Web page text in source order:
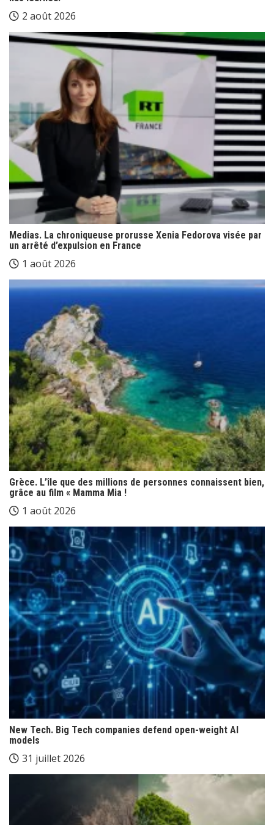
2 août 2026
Medias. La chroniqueuse prorusse Xenia Fedorova visée par
un arrêté d’expulsion en France
1 août 2026
Grèce. L’île que des millions de personnes connaissent bien,
grâce au film « Mamma Mia !
1 août 2026
New Tech. Big Tech companies defend open-weight AI
models
31 juillet 2026